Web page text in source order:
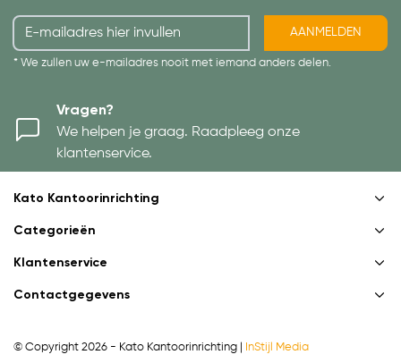
AANMELDEN
* We zullen uw e-mailadres nooit met iemand anders delen.
Vragen?
We helpen je graag. Raadpleeg onze
klantenservice.
Kato Kantoorinrichting
Categorieën
Klantenservice
Contactgegevens
© Copyright 2026 - Kato Kantoorinrichting |
InStijl Media